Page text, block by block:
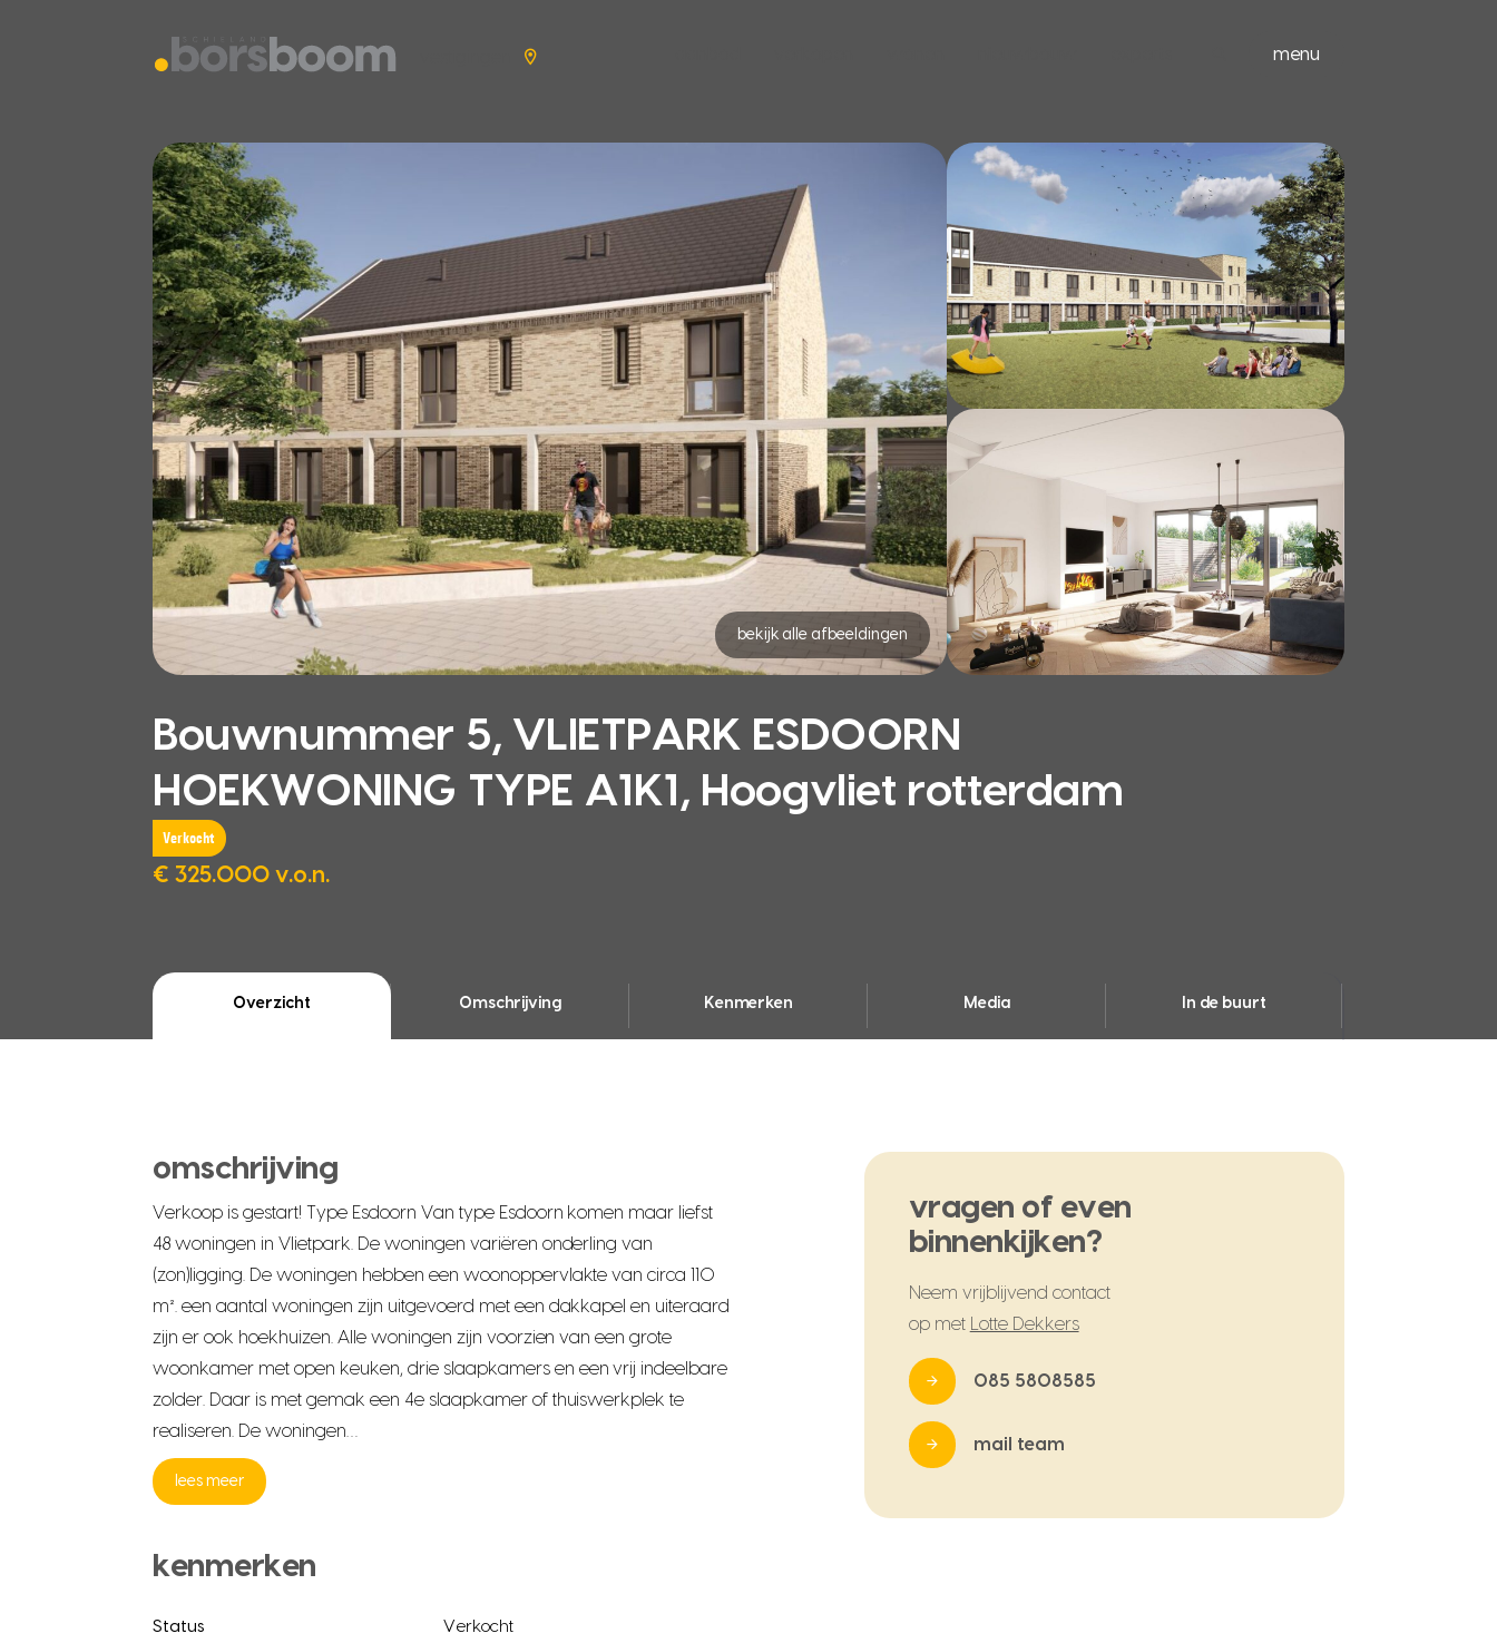
menu
bekijk alle afbeeldingen
Bouwnummer 5, VLIETPARK ESDOORN
HOEKWONING TYPE A1K1, Hoogvliet rotterdam
Verkocht
€ 325.000 v.o.n.
Overzicht Omschrijving Kenmerken Media In de buurt
omschrijving
Verkoop is gestart! Type Esdoorn Van type Esdoorn komen maar liefst
48 woningen in Vlietpark. De woningen variëren onderling van
(zon)ligging. De woningen hebben een woonoppervlakte van circa 110
m². een aantal woningen zijn uitgevoerd met een dakkapel en uiteraard
zijn er ook hoekhuizen. Alle woningen zijn voorzien van een grote
woonkamer met open keuken, drie slaapkamers en een vrij indeelbare
zolder. Daar is met gemak een 4e slaapkamer of thuiswerkplek te
realiseren. De woningen…
lees meer
kenmerken
Status Verkocht
vragen of even
binnenkijken?
Neem vrijblijvend contact
op met
Lotte Dekkers
085 5808585
mail team